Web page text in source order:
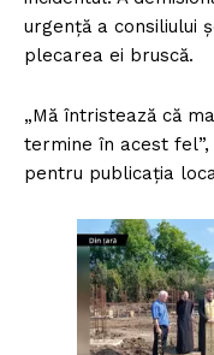
urgență a consiliului
plecarea ei bruscă.
„Mă întristează că
termine în acest
pentru publicația